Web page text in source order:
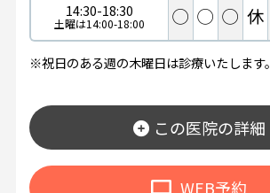
14:30-18:30
土曜は14:00-18:00 ◯ ◯ ◯ 休
※祝日のある週の木曜日は診療いたします。
この医院の詳細
WEB予約